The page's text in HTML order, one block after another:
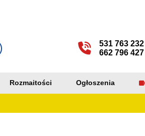
531 763 232
662 796 427
Rozmaitości Ogłoszenia